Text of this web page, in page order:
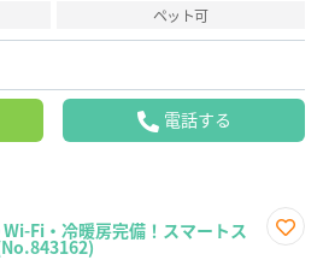
ペット可
電話する
Fi・冷暖房完備！スマートス